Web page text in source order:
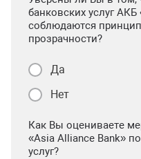
банковских услуг
соблюдаются
прозрачности?
Да
Нет
Как Вы оцениваете
«Asia Alliance Bank»
услуг?